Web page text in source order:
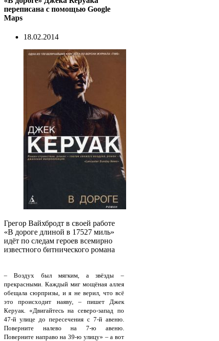
переписана с помощью Google
Maps
18.02.2014
Грегор Вайхбродт в своей работе
«В дороге длиной в 17527 миль»
идёт по следам героев всемирно
известного битнического романа
– Воздух был мягким, а звёзды –
прекрасными. Каждый миг мощёная аллея
обещала сюрпризы, и я не верил, что всё
это происходит наяву, – пишет Джек
Керуак. «Двигайтесь на северо-запад по
47-й улице до пересечения с 7-й авеню.
Поверните налево на 7-ю авеню.
Поверните направо на 39-ю улицу» – а вот